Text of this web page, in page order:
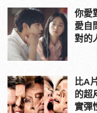
你愛
愛自
對的
比A
的超
實彈